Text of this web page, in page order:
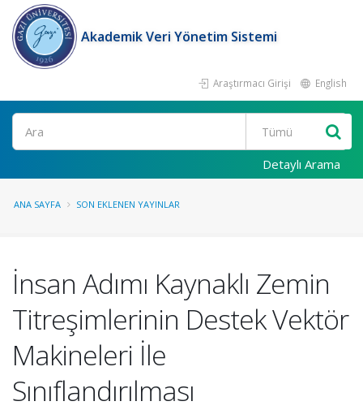
Akademik Veri Yönetim Sistemi
Araştırmacı Girişi English
Ara
Detaylı Arama
ANA SAYFA SON EKLENEN YAYINLAR
İnsan Adımı Kaynaklı Zemin
Titreşimlerinin Destek Vektör
Makineleri İle
Sınıflandırılması